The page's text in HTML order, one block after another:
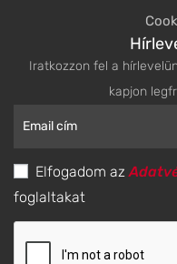
Iratkozzon fel a
kapjon
Elfogadom az
foglaltakat